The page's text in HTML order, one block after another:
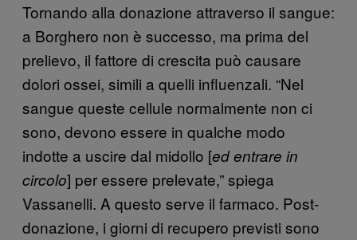
Tornando alla donazione attraverso il sangue:
a Borghero non è successo, ma prima del
prelievo, il fattore di crescita può causare
dolori ossei, simili a quelli influenzali. “Nel
sangue queste cellule normalmente non ci
sono, devono essere in qualche modo
indotte a uscire dal midollo [ed entrare in
circolo] per essere prelevate,” spiega
Vassanelli. A questo serve il farmaco. Post-
donazione, i giorni di recupero previsti sono